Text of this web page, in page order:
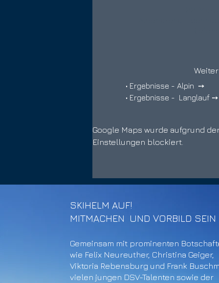
• Ergebnisse - Alpin  ➙
• Ergebnisse -  Langlauf
Google Maps wurde aufgrund
Einstellungen blockiert.
SKIHELM AUF!
MITMACHEN UND VORBILD SEIN
Gemeinsam mit prominenten
wie Felix Neureuther, Christina Geiger,
Viktoria Rebensburg und Frank
vielen jungen DSV-Talenten sowie der